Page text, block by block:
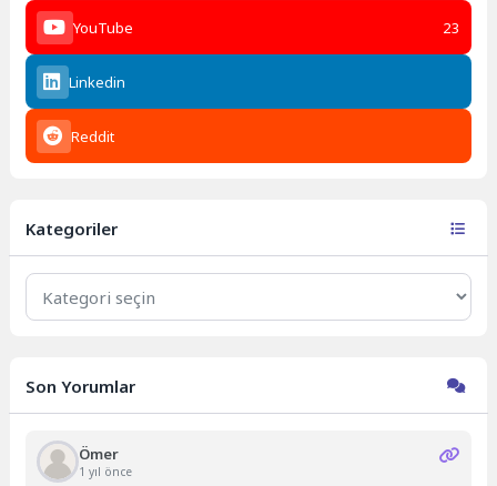
YouTube 23
Linkedin
Reddit
Kategoriler
Kategoriler
Son Yorumlar
Ömer
1 yıl önce